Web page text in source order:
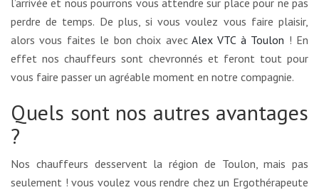
perdre de temps. De plus, si vous voulez vous faire plaisir,
alors vous faites le bon choix avec Alex VTC à Toulon ! En
effet nos chauffeurs sont chevronnés et feront tout pour
vous faire passer un agréable moment en notre compagnie.
Quels sont nos autres avantages
?
Nos chauffeurs desservent la région de Toulon, mais pas
seulement ! vous voulez vous rendre chez un Ergothérapeute